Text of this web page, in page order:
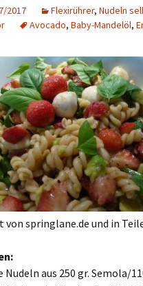
2017 Flexirührer, Nudeln
Avocado, Baby-Mandelöl,
von springlane.de und in
Nudeln aus 250 gr. Semola/